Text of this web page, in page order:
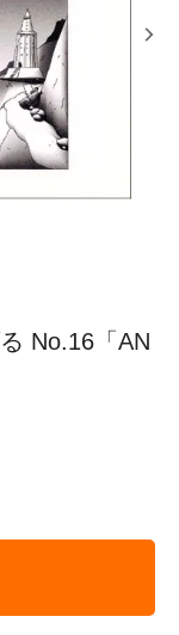
No.16「AN